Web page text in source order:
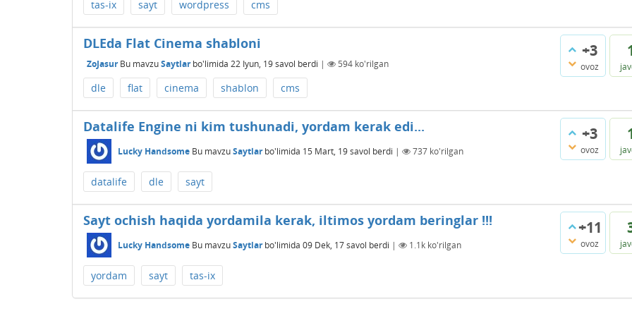
tas-ix sayt wordpress cms
+3
ovoz
DLEda Flat Cinema shabloni
ZoJasur Bu mavzuSaytlarbo'limida 22 Iyun, 19savol berdi | 594 ko'rilgan
dle flat cinema shablon cms
+3
ovoz
Datalife Engine ni kim tushunadi, yordam kerak edi...
Lucky Handsome Bu mavzuSaytlarbo'limida 15 Mart, 19savol berdi | 737 ko'rilgan
datalife dle sayt
+11
ovoz
Sayt ochish haqida yordamila kerak, iltimos yordam beringlar !!!
Lucky Handsome Bu mavzuSaytlarbo'limida 09 Dek, 17savol berdi | 1.1k ko'rilgan
yordam sayt tas-ix